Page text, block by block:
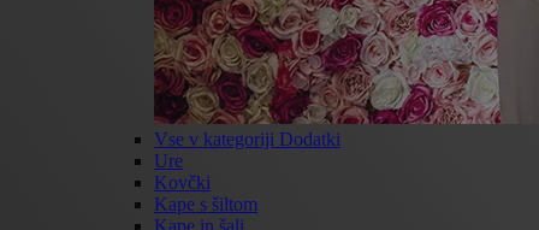
Vse v kategoriji Dodatki
Ure
Kovčki
Kape s šiltom